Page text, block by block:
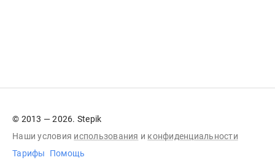
© 2013 — 2026. Stepik
Наши условия использования и конфиденциальности
Тарифы
Помощь